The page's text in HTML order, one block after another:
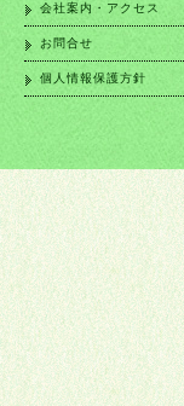
会社案内・アクセス
お問合せ
個人情報保護方針